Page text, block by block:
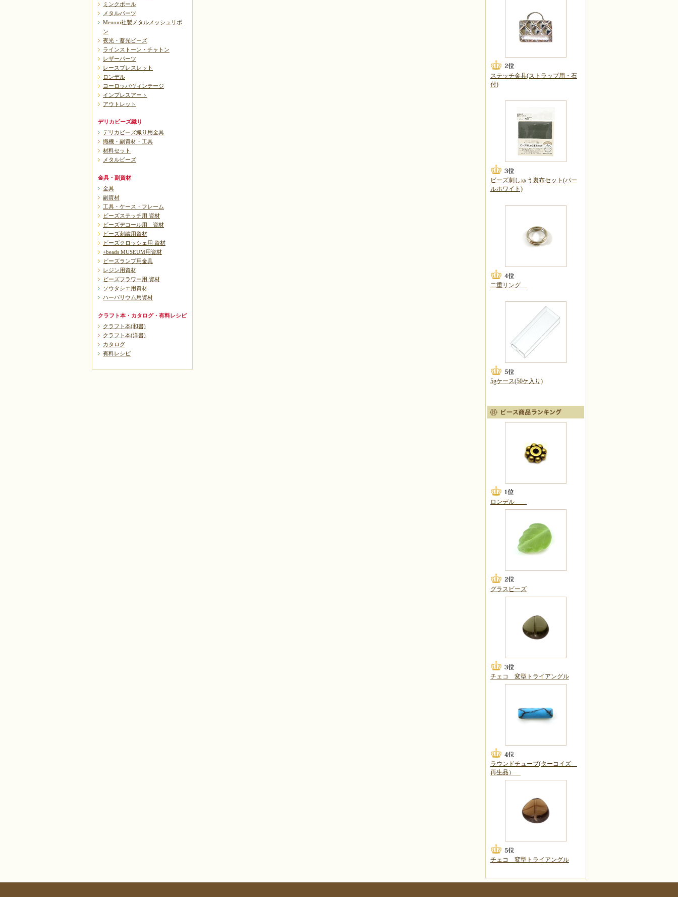
ミンクボール
メタルパーツ
Menoni社製メタルメッシュリボ
ン
夜光・蓄光ビーズ
ラインストーン・チャトン
レザーパーツ
レースブレスレット
ロンデル
ヨーロッパヴィンテージ
インプレスアート
アウトレット
デリカビーズ織り
デリカビーズ織り用金具
織機・副資材・工具
材料セット
メタルビーズ
金具・副資材
金具
副資材
工具・ケース・フレーム
ビーズステッチ用 資材
ビーズデコール用 資材
ビーズ刺繍用資材
ビーズクロッシェ用 資材
+beads MUSEUM用資材
ビーズランプ用金具
レジン用資材
ビーズフラワー用 資材
ソウタシエ用資材
ハーバリウム用資材
クラフト本・カタログ・有料レシピ
クラフト本(和書)
クラフト本(洋書)
カタログ
有料レシピ
ステッチ金具(ストラップ用・石
付)
ビーズ刺しゅう裏布セット(パー
ルホワイト)
二重リング
5gケース(50ケ入り)
ロンデル
グラスビーズ
チェコ 変型トライアングル
ラウンドチューブ(ターコイズ
再生品）
チェコ 変型トライアングル